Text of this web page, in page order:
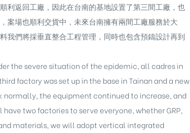
利返回工廠，因此在台南的基地設置了第三間工廠，也
案場也順利交貨中，未來台南擁有兩間工廠服務於大
我們將採垂直整合工程管理，同時也包含預鑄設計再到
the severe situation of the epidemic, all cadres in
factory was set up in the base in Tainan and a new
normally, the equipment continued to increase, and
two factories to serve everyone, whether GRP,
and materials, we will adopt vertical integrated